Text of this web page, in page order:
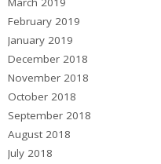
February 2019
January 2019
December 2018
November 2018
October 2018
September 2018
August 2018
July 2018